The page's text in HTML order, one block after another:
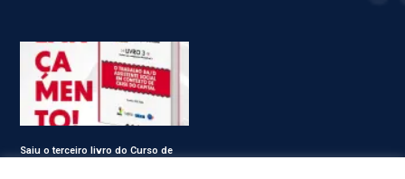
Saiu o terceiro livro do Curso de